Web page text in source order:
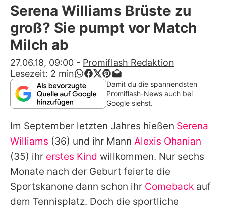
Alle Themen auf Promiflash
Jobs
App runterladen
Team
Redaktionelle Richtlinien
Impressum
Datenschutzerklärung
Nutzungsbedingungen
Utiq verwalten
Serena Williams Brüste zu
groß? Sie pumpt vor Match
Milch ab
27.06.18, 09:00 - Promiflash Redaktion
Lesezeit: 2 min
Damit du die spannendsten
Promiflash-News auch bei
Google siehst.
Im September letzten Jahres hießen Serena
Williams (36) und ihr Mann Alexis Ohanian
(35) ihr erstes Kind willkommen. Nur sechs
Monate nach der Geburt feierte die
Sportskanone dann schon ihr Comeback auf
dem Tennisplatz. Doch die sportliche